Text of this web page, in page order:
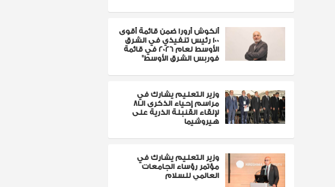
أنكوش أرورا ضمن قائمة أقوى
100 رئيس تنفيذي في الشرق
الأوسط لعام 2026 في قائمة
فوربس الشرق الأوسط"
وزير التعليم يشارك في
مراسم إحياء الذكرى الـ81
لإلقاء القنبلة الذرية على
هيروشيما
وزير التعليم يشارك في
مؤتمر رؤساء الجامعات
العالمي للسلام